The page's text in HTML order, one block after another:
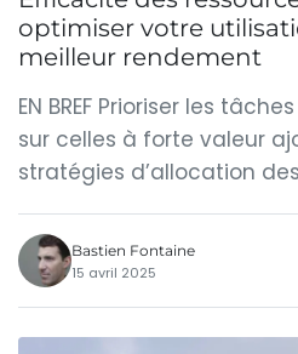
optimiser votre
meilleur rendement
EN BREF Prioriser les
sur celles à forte valeur
stratégies d’allocation
Bastien Fontaine
15 avril 2025